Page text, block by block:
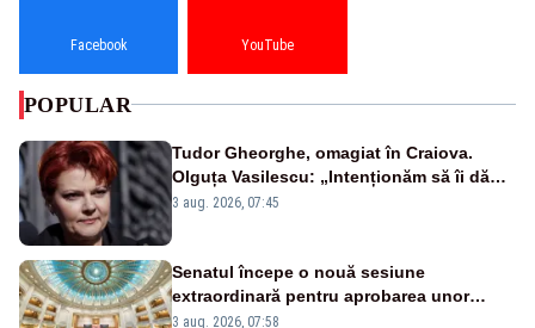
Facebook YouTube
POPULAR
Tudor Gheorghe, omagiat în Craiova.
Olguța Vasilescu: „Intenționăm să îi dăm
numele lui”
3 aug. 2026, 07:45
Senatul începe o nouă sesiune
extraordinară pentru aprobarea unor
jaloane din PNRR
3 aug. 2026, 07:58